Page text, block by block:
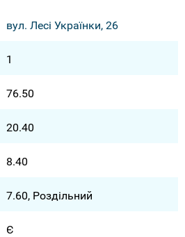
вул. Лесі Українки, 26
1
76.50
20.40
8.40
7.60, Роздільний
Є